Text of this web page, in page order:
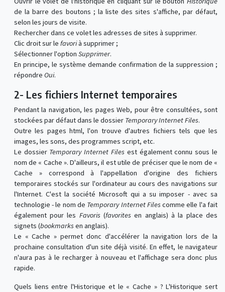
de la barre des boutons ; la liste des sites s'affiche, par défaut,
selon les jours de visite.
Rechercher dans ce volet les adresses de sites à supprimer.
Clic droit sur le favorià supprimer ;
Sélectionner l'option Supprimer.
En principe, le système demande confirmation de la suppression ;
répondre Oui.
2- Les fichiers Internet temporaires
Pendant la navigation, les pages Web, pour être consultées, sont
stockées par défaut dans le dossier Temporary Internet Files.
Outre les pages html, l'on trouve d'autres fichiers tels que les
images, les sons, des programmes script, etc.
Le dossier Temporary Internet Files est également connu sous le
nom de « Cache ». D'ailleurs, il est utile de préciser que le nom de «
Cache » correspond à l'appellation d'origine des fichiers
temporaires stockés sur l'ordinateur au cours des navigations sur
l'Internet. C'est la société Microsoft qui a su imposer - avec sa
technologie - le nom de Temporary Internet Files comme elle l'a fait
également pour les Favoris (favorites en anglais) à la place des
signets (bookmarks en anglais).
Le « Cache » permet donc d'accélérer la navigation lors de la
prochaine consultation d'un site déjà visité. En effet, le navigateur
n'aura pas à le recharger à nouveau et l'affichage sera donc plus
rapide.
Quels liens entre l'Historique et le « Cache » ? L'Historique sert